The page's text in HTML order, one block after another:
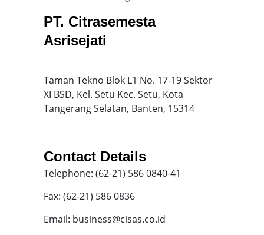
PT. Citrasemesta
Asrisejati
Taman Tekno Blok L1 No. 17-19 Sektor
XI BSD, Kel. Setu Kec. Setu, Kota
Tangerang Selatan, Banten, 15314
Contact Details
Telephone: (62-21) 586 0840-41
Fax: (62-21) 586 0836
Email: business@cisas.co.id